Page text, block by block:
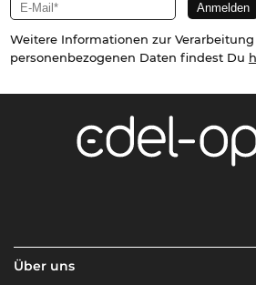
Weitere Informationen zur
personenbezogenen Daten findest Du
Über uns